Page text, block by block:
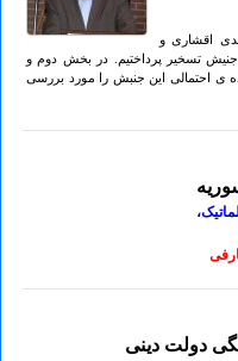
اقشاری و
تسخیر پرداختیم. در بخش دوم و
ی احتمالی این جنبش را مورد بررسی
دولت دینی